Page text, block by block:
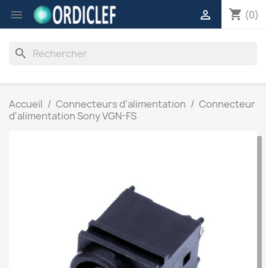
 shopping_cart (0)

search
Accueil Connecteurs d'alimentation
Connecteur
d'alimentation Sony VGN-FS